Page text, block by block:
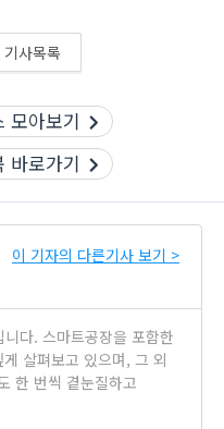
기사목록
모아보기
바로가기
이 기자의 다른기사 보기 >
다. 스마트공장을 포함한
살펴보고 있으며, 그 외
한 번씩 곁눈질하고